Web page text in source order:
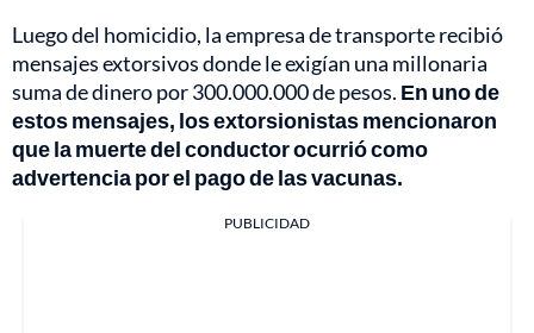
Luego del homicidio, la empresa de transporte recibió
mensajes extorsivos donde le exigían una millonaria
suma de dinero por 300.000.000 de pesos. En uno de
estos mensajes, los extorsionistas mencionaron
que la muerte del conductor ocurrió como
advertencia por el pago de las vacunas.
PUBLICIDAD